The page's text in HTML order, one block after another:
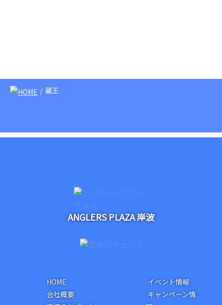
蔵王
ANGLERS PLAZA 岸波
HOME
会社概要
イベント情報
キャンペーン情